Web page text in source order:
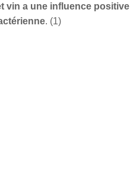
vin a une influence positive
. (1)